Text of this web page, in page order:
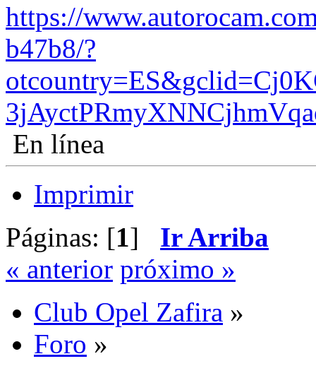
https://
b47b8/?
En línea
Imprimir
Páginas: [1] Ir Arriba
« anterior próximo »
Club Opel Zafira »
Foro »